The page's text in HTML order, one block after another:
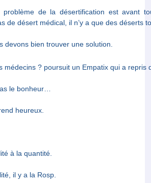
de la désertification est avant tout
médical, il n’y a que des déserts tout court,
devons bien trouver une solution.
médecins ? poursuit un Empatix qui a repris
le bonheur…
heureux.
à la quantité.
il y a la Rosp.